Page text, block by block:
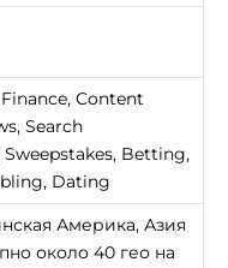
Content
Search
Betting,
Dating
Америка, Азия
около 40 гео на